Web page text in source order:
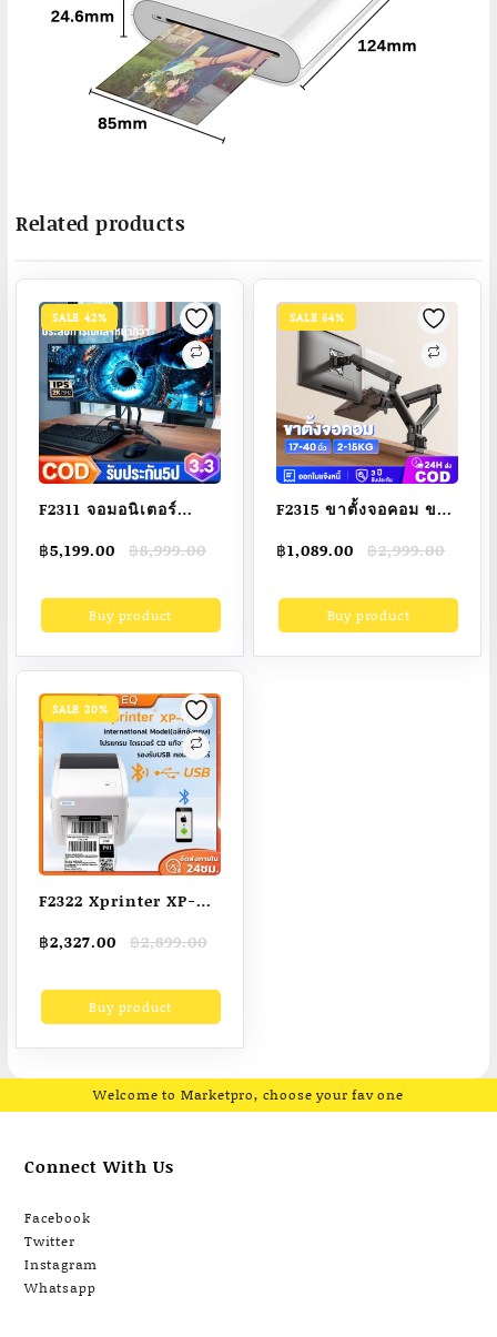
Related products
SALE 42%
F2311 จอมอนิเตอร์
165HZ หน้าจอโค้ง จอ
monitor จอมอนิเตอร์
มอนิเตอร์ desktop
gaming สปอตสินค้า
฿8,999.00
Original
was:
฿8,999.00.
฿5,199.00
Current
is:
฿5,199.00.Buy product
SALE 64%
F2315 ขาตั้งจอคอม ขา
ขาตั้งจอคอม 2 จอ 17-
มอัลลอยด์ Gas Spring
฿2,999.00
Original
was:
฿2,999.00.
฿1,089.00
Current
is:
฿1,089.00.Buy product
SALE 20%
F2322 Xprinter XP-
ปริ้นเตอร์USB/Bluetooth
สติ๊กเกอร์ Thermal
นร้านใหม (พร้อมส่ง)
฿2,899.00
Original
was:
฿2,899.00.
฿2,327.00
Current
is:
฿2,327.00.Buy product
Welcome to Marketpro, choose your fav one
Connect With Us
Facebook
Twitter
Instagram
Whatsapp